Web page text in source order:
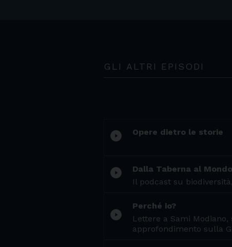
GLI ALTRI EPISODI
play_circle_filled Opere dietro le storie
play_circle_filled
Dalla Taberna al Mondo
Il podcast su
play_circle_filled
Perché io?
Lettere a Sami
approfondimento sulla